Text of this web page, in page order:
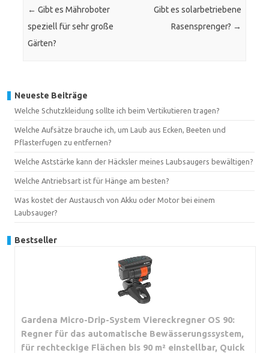
← Gibt es Mähroboter
speziell für sehr große
Gärten?
Gibt es solarbetriebene
Rasensprenger? →
Neueste Beiträge
Welche Schutzkleidung sollte ich beim Vertikutieren tragen?
Welche Aufsätze brauche ich, um Laub aus Ecken, Beeten und
Pflasterfugen zu entfernen?
Welche Aststärke kann der Häcksler meines Laubsaugers bewältigen?
Welche Antriebsart ist für Hänge am besten?
Was kostet der Austausch von Akku oder Motor bei einem
Laubsauger?
Bestseller
Gardena Micro-Drip-System Viereckregner OS 90:
Regner für das automatische Bewässerungssystem,
für rechteckige Flächen bis 90 m² einstellbar, Quick